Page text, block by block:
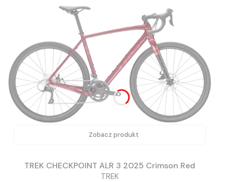
Zobacz produkt
TREK CHECKPOINT ALR 3 2025 Crimson Red
TREK